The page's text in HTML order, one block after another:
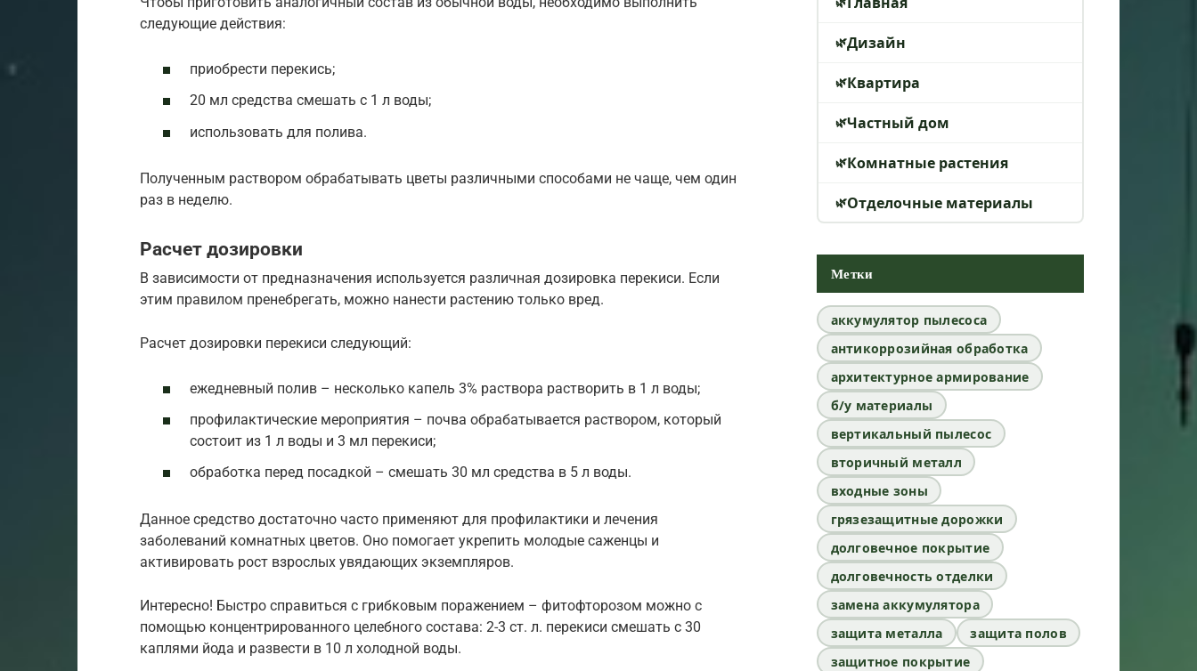
следующие действия:
приобрести перекись;
20 мл средства смешать с 1 л воды;
использовать для полива.
Полученным раствором обрабатывать цветы различными способами не чаще, чем один
раз в неделю.
Расчет дозировки
В зависимости от предназначения используется различная дозировка перекиси. Если
этим правилом пренебрегать, можно нанести растению только вред.
Расчет дозировки перекиси следующий:
ежедневный полив – несколько капель 3% раствора растворить в 1 л воды;
профилактические мероприятия – почва обрабатывается раствором, который
состоит из 1 л воды и 3 мл перекиси;
обработка перед посадкой – смешать 30 мл средства в 5 л воды.
Данное средство достаточно часто применяют для профилактики и лечения
заболеваний комнатных цветов. Оно помогает укрепить молодые саженцы и
активировать рост взрослых увядающих экземпляров.
Интересно! Быстро справиться с грибковым поражением – фитофторозом можно с
помощью концентрированного целебного состава: 2-3 ст. л. перекиси смешать с 30
каплями йода и развести в 10 л холодной воды.
Дизайн
Квартира
Частный дом
Комнатные растения
Отделочные материалы
Метки
аккумулятор пылесоса
антикоррозийная обработка
архитектурное армирование
б/у материалы
вертикальный пылесос
вторичный металл
входные зоны
грязезащитные дорожки
долговечное покрытие
долговечность отделки
замена аккумулятора
защита металла
защита полов
защитное покрытие